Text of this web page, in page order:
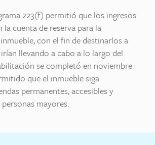
223(f) permitió que los ingresos
la cuenta de reserva para la
con el fin de destinarlos a
llevando a cabo a lo largo del
se completó en noviembre
que el inmueble siga
permanentes, accesibles y
mayores.